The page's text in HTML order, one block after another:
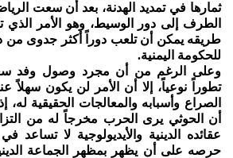
ثمارها في تمديد الهدنة، بعد أن سعت
الطرف إلى دور الوسيط، وهو الأمر الذي
طريقه يمكن أن تلعب دوراً أكثر جدوى من
للحكومة اليمنية.
وعلى الرغم من أن مجرد وصول وفد
تطوراً نوعياً، إلا أن الأمر لن يكون سهلاً
الصراع وأسبابه والمعالجات الحقيقية له،
أن الحوثي يرى الحرب مخرجاً له من
عقائده الدينية والأيديولوجية لا تساعد
حرصه على أن يظهر بمظهر الجماعة